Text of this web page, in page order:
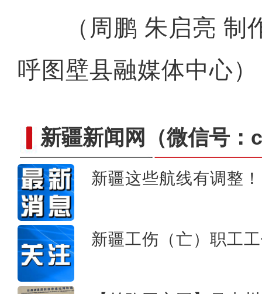
（周鹏 朱启亮 制
呼图壁县融媒体中心）
新疆新闻网 （微信号
新疆这些航线有调整！
新疆工伤（亡）职工